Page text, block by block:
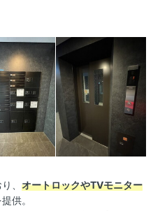
、 オートロックやTVモニター
供。